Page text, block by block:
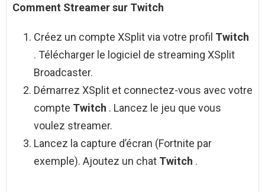
Comment Streamer sur Twitch
Créez un compte XSplit via votre profil Twitch
. Télécharger le logiciel de streaming XSplit
Broadcaster.
Démarrez XSplit et connectez-vous avec votre
compte Twitch . Lancez le jeu que vous
voulez streamer.
Lancez la capture d’écran (Fortnite par
exemple). Ajoutez un chat Twitch .